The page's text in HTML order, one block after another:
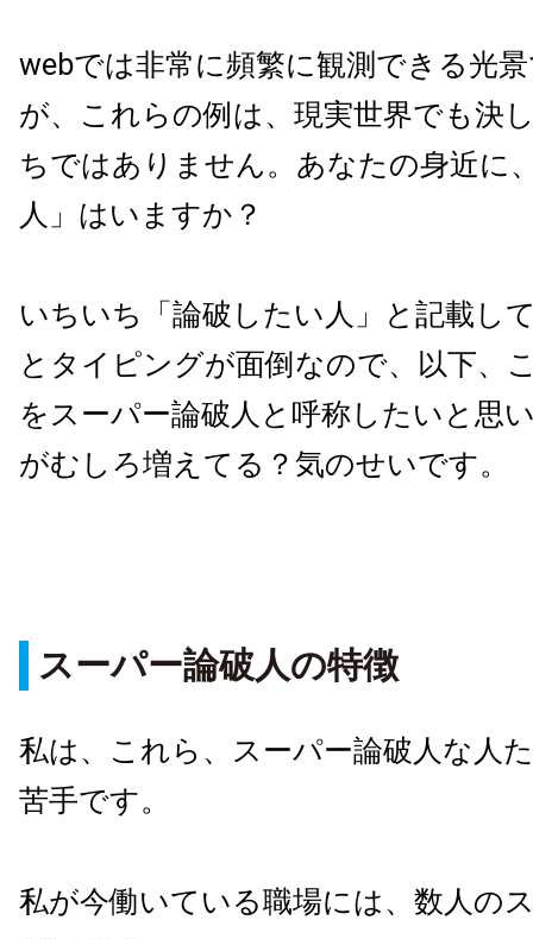
webでは非常に頻繁に観測できる光
が、これらの例は、現実世界でも決
ちではありません。あなたの身近に
人」はいますか？
いちいち「論破したい人」と記載し
とタイピングが面倒なので、以下、
をスーパー論破人と呼称したいと思
がむしろ増えてる？気のせいです。
スーパー論破人の特徴
私は、これら、スーパー論破人な人
苦手です。
私が今働いている職場には、数人の